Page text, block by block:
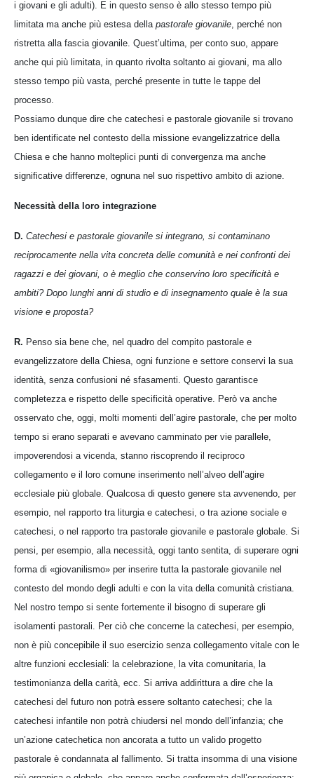
i giovani e gli adulti). E in questo senso è allo stesso tempo più
limitata ma anche più estesa della pastorale giovanile , perché non
ristretta alla fascia giovanile. Quest’ultima, per conto suo, appare
anche qui più limitata, in quanto rivolta soltanto ai giovani, ma allo
stesso tempo più vasta, perché presente in tutte le tappe del
processo.
Possiamo dunque dire che catechesi e pastorale giovanile si trovano
ben identificate nel contesto della missione evangelizzatrice della
Chiesa e che hanno molteplici punti di convergenza ma anche
significative differenze, ognuna nel suo rispettivo ambito di azione.
Necessità della loro integrazione
D. Catechesi e pastorale giovanile si integrano, si contaminano
reciprocamente nella vita concreta delle comunità e nei confronti dei
ragazzi e dei giovani, o è meglio che conservino loro specificità e
ambiti? Dopo lunghi anni di studio e di insegnamento quale è la sua
visione e proposta?
R. Penso sia bene che, nel quadro del compito pastorale e
evangelizzatore della Chiesa, ogni funzione e settore conservi la sua
identità, senza confusioni né sfasamenti. Questo garantisce
completezza e rispetto delle specificità operative. Però va anche
osservato che, oggi, molti momenti dell’agire pastorale, che per molto
tempo si erano separati e avevano camminato per vie parallele,
impoverendosi a vicenda, stanno riscoprendo il reciproco
collegamento e il loro comune inserimento nell’alveo dell’agire
ecclesiale più globale. Qualcosa di questo genere sta avvenendo, per
esempio, nel rapporto tra liturgia e catechesi, o tra azione sociale e
catechesi, o nel rapporto tra pastorale giovanile e pastorale globale. Si
pensi, per esempio, alla necessità, oggi tanto sentita, di superare ogni
forma di «giovanilismo» per inserire tutta la pastorale giovanile nel
contesto del mondo degli adulti e con la vita della comunità cristiana.
Nel nostro tempo si sente fortemente il bisogno di superare gli
isolamenti pastorali. Per ciò che concerne la catechesi, per esempio,
non è più concepibile il suo esercizio senza collegamento vitale con le
altre funzioni ecclesiali: la celebrazione, la vita comunitaria, la
testimonianza della carità, ecc. Si arriva addirittura a dire che la
catechesi del futuro non potrà essere soltanto catechesi; che la
catechesi infantile non potrà chiudersi nel mondo dell’infanzia; che
un’azione catechetica non ancorata a tutto un valido progetto
pastorale è condannata al fallimento. Si tratta insomma di una visione